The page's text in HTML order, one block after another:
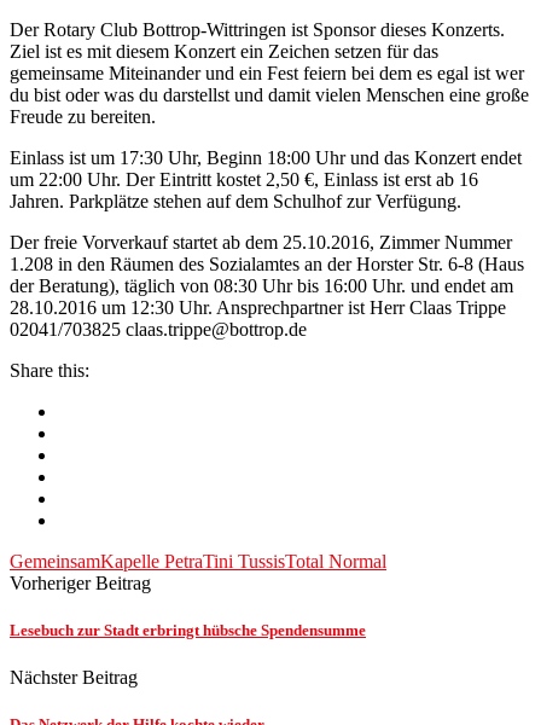
Der Rotary Club Bottrop-Wittringen ist Sponsor dieses Konzerts.
Ziel ist es mit diesem Konzert ein Zeichen setzen für das
gemeinsame Miteinander und ein Fest feiern bei dem es egal ist wer
du bist oder was du darstellst und damit vielen Menschen eine große
Freude zu bereiten.
Einlass ist um 17:30 Uhr, Beginn 18:00 Uhr und das Konzert endet
um 22:00 Uhr. Der Eintritt kostet 2,50 €, Einlass ist erst ab 16
Jahren. Parkplätze stehen auf dem Schulhof zur Verfügung.
Der freie Vorverkauf startet ab dem 25.10.2016, Zimmer Nummer
1.208 in den Räumen des Sozialamtes an der Horster Str. 6-8 (Haus
der Beratung), täglich von 08:30 Uhr bis 16:00 Uhr. und endet am
28.10.2016 um 12:30 Uhr. Ansprechpartner ist Herr Claas Trippe
02041/703825 claas.trippe@bottrop.de
Share this:
GemeinsamKapelle PetraTini TussisTotal Normal
Vorheriger Beitrag
Lesebuch zur Stadt erbringt hübsche Spendensumme
Nächster Beitrag